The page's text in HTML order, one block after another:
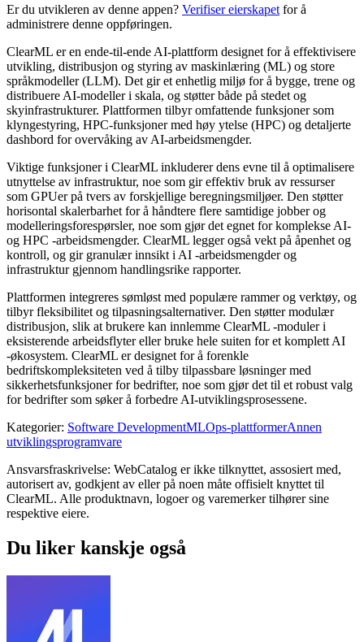
Er du utvikleren av denne appen? Verifiser eierskapet for å
administrere denne oppføringen.
ClearML er en ende-til-ende AI-plattform designet for å effektivisere
utvikling, distribusjon og styring av maskinlæring (ML) og store
språkmodeller (LLM). Det gir et enhetlig miljø for å bygge, trene og
distribuere AI-modeller i skala, og støtter både på stedet og
skyinfrastrukturer. Plattformen tilbyr omfattende funksjoner som
klyngestyring, HPC-funksjoner med høy ytelse (HPC) og detaljerte
dashbord for overvåking av AI-arbeidsmengder.
Viktige funksjoner i ClearML inkluderer dens evne til å optimalisere
utnyttelse av infrastruktur, noe som gir effektiv bruk av ressurser
som GPUer på tvers av forskjellige beregningsmiljøer. Den støtter
horisontal skalerbarhet for å håndtere flere samtidige jobber og
modelleringsforespørsler, noe som gjør det egnet for komplekse AI-
og HPC -arbeidsmengder. ClearML legger også vekt på åpenhet og
kontroll, og gir granulær innsikt i AI -arbeidsmengder og
infrastruktur gjennom handlingsrike rapporter.
Plattformen integreres sømløst med populære rammer og verktøy, og
tilbyr fleksibilitet og tilpasningsalternativer. Den støtter modulær
distribusjon, slik at brukere kan innlemme ClearML -moduler i
eksisterende arbeidsflyter eller bruke hele suiten for et komplett AI
-økosystem. ClearML er designet for å forenkle
bedriftskompleksiteten ved å tilby tilpassbare løsninger med
sikkerhetsfunksjoner for bedrifter, noe som gjør det til et robust valg
for bedrifter som søker å forbedre AI-utviklingsprosessene.
Kategorier: Software DevelopmentMLOps-plattformerAnnen
utviklingsprogramvare
Ansvarsfraskrivelse: WebCatalog er ikke tilknyttet, assosiert med,
autorisert av, godkjent av eller på noen måte offisielt knyttet til
ClearML. Alle produktnavn, logoer og varemerker tilhører sine
respektive eiere.
Du liker kanskje også